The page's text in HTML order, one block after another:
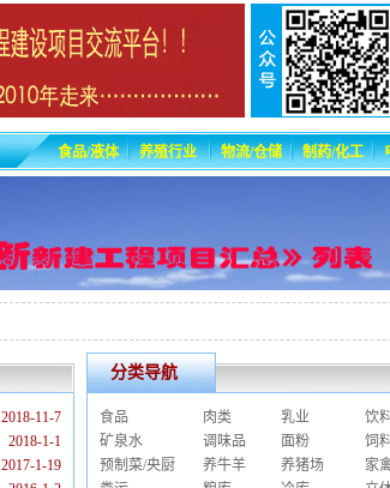
食品/液体 养殖行业 物流/仓储 制药/化工
2018-11-7
2018-1-1
2017-1-19
分类导航
食品 肉类 乳业 饮
矿泉水
调味品 面粉 饲
预制菜/央厨
养牛羊 养猪场 家